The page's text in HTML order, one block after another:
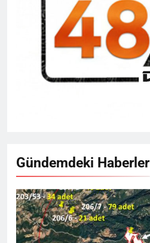
Gündemdeki Haberler